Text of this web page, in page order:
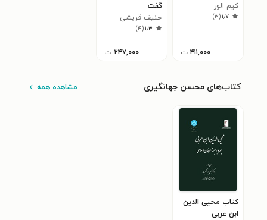
کیم الور
۱٫۷(۳)
۴۱۱,۰۰۰ ت
گفت
حنیف قریشی
۱٫۳(۴)
۲۴۷,۰۰۰ ت
کتاب‌های محسن جهانگیری مشاهده همه
کتاب محیی الدین
ابن عربی